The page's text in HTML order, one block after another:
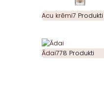
Acu krēmi7 Produkti
Ādai778 Produkti